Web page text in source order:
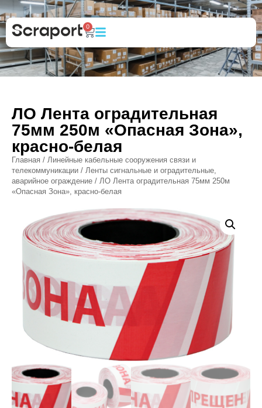
0
ЛО Лента оградительная
75мм 250м «Опасная Зона»,
красно-белая
Главная / Линейные кабельные сооружения связи и
телекоммуникации / Ленты сигнальные и оградительные,
аварийное ограждение / ЛО Лента оградительная 75мм 250м
«Опасная Зона», красно-белая